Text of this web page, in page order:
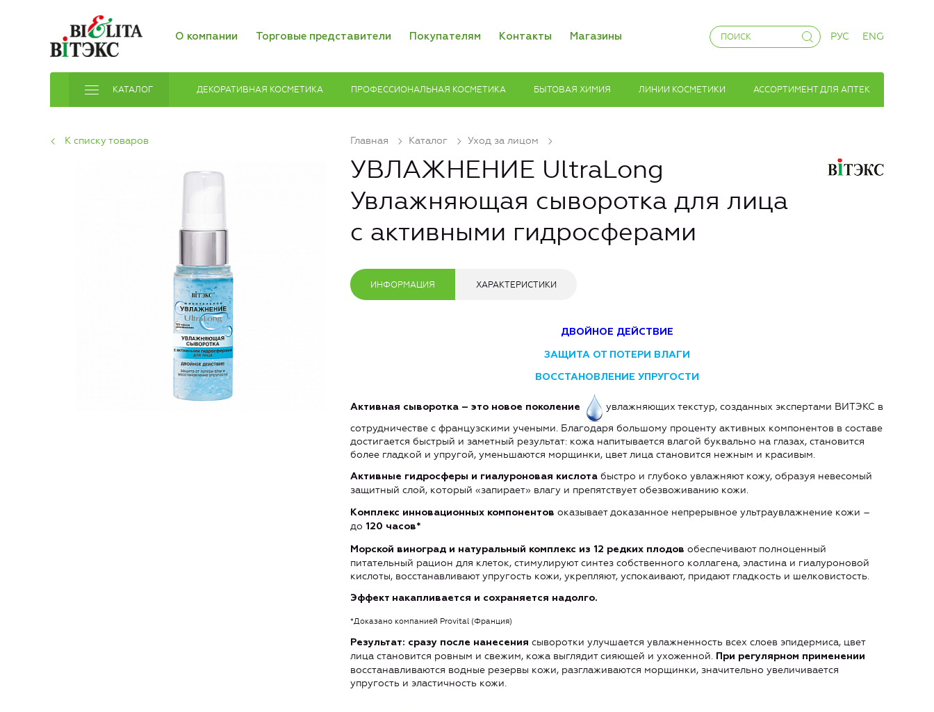
О компании Торговые представители Покупателям Контакты Магазины РУС ENG
КАТАЛОГ ДЕКОРАТИВНАЯ КОСМЕТИКА ПРОФЕССИОНАЛЬНАЯ КОСМЕТИКА БЫТОВАЯ ХИМИЯ ЛИНИИ КОСМЕТИКИ АССОРТИМЕНТ ДЛЯ АПТЕК
Главная Каталог Уход за лицом
К списку товаров
УВЛАЖНЕНИЕ UltraLong
Увлажняющая сыворотка для лица
с активными гидросферами
ИНФОРМАЦИЯ ХАРАКТЕРИСТИКИ
ДВОЙНОЕ ДЕЙСТВИЕ
ЗАЩИТА ОТ ПОТЕРИ ВЛАГИ
ВОССТАНОВЛЕНИЕ УПРУГОСТИ
Активная сыворотка – это новое поколение
увлажняющих текстур, созданных экспертами ВИТЭКС в
сотрудничестве с французскими учеными. Благодаря большому проценту активных компонентов в составе
достигается быстрый и заметный результат: кожа напитывается влагой буквально на глазах, становится
более гладкой и упругой, уменьшаются морщинки, цвет лица становится нежным и красивым.
Активные гидросферы и гиалуроновая кислота быстро и глубоко увлажняют кожу, образуя невесомый
защитный слой, который «запирает» влагу и препятствует обезвоживанию кожи.
Комплекс инновационных компонентов оказывает доказанное непрерывное ультраувлажнение кожи –
до 120 часов*
Морской виноград и натуральный комплекс из 12 редких плодов обеспечивают полноценный
питательный рацион для клеток, стимулируют синтез собственного коллагена, эластина и гиалуроновой
кислоты, восстанавливают упругость кожи, укрепляют, успокаивают, придают гладкость и шелковистость.
Эффект накапливается и сохраняется надолго.
*Доказано компанией Provital (Франция)
Результат: сразу после нанесения сыворотки улучшается увлажненность всех слоев эпидермиса, цвет
лица становится ровным и свежим, кожа выглядит сияющей и ухоженной. При регулярном применении
восстанавливаются водные резервы кожи, разглаживаются морщинки, значительно увеличивается
упругость и эластичность кожи.